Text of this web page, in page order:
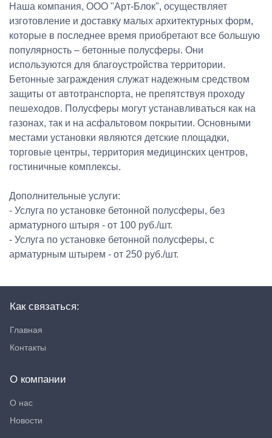
Наша компания, ООО "Арт-Блок", осуществляет
изготовление и доставку малых архитектурных форм,
которые в последнее время приобретают все большую
популярность – бетонные полусферы. Они
используются для благоустройства территории.
Бетонные заграждения служат надежным средством
защиты от автотранспорта, не препятствуя проходу
пешеходов. Полусферы могут устанавливаться как на
газонах, так и на асфальтовом покрытии. Основными
местами установки являются детские площадки,
торговые центры, территория медицинских центров,
гостиничные комплексы.
Дополнительные услуги:
- Услуга по установке бетонной полусферы, без
арматурного штыря - от 100 руб./шт.
- Услуга по установке бетонной полусферы, с
арматурным штырем - от 250 руб./шт.
Как связаться:
Главная
Контакты
О компании
О нас
Новости